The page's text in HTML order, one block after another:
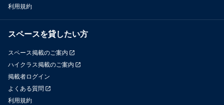
利用規約
スペースを貸したい方
スペース掲載のご案内
ハイクラス掲載のご案内
掲載者ログイン
よくある質問
利用規約